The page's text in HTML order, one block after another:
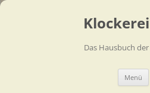
Das Hausbuch
Menü